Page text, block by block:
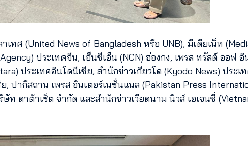
ทศ (United News of Bangladesh หรือ UNB), มีเดียเน็ท
ประเทศจีน, เอ็นซีเอ็น (NCN) ฮ่องกง, เพรส ทรัสต์ ออฟ อิ
ประเทศอินโดนีเซีย, สำนักข่าวเกียวโด (Kyodo News) ประ
, ปากีสถาน เพรส อินเตอร์เนชั่นแนล (Pakistan Press
ท ดาต้าเซ็ต จำกัด และสำนักข่าวเวียดนาม นิวส์ เอเจนซี่